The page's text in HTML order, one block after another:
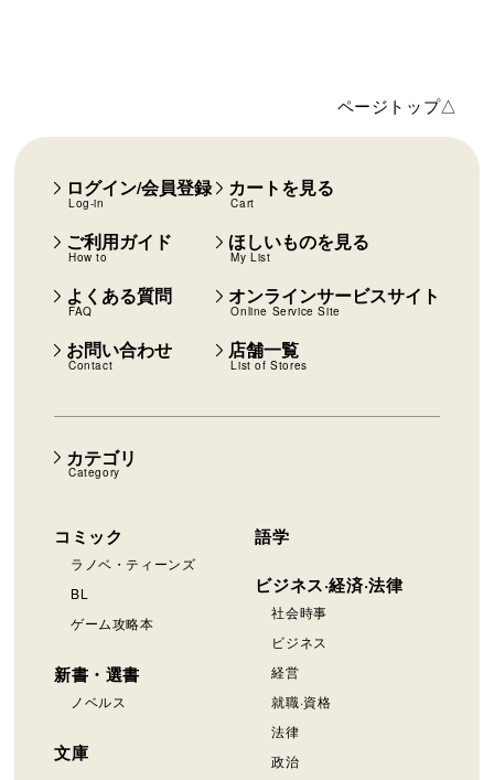
ページトップ△
カテゴリ
Category
コミック
ラノベ・ティーンズ
BL
ゲーム攻略本
新書・選書
ノベルス
文庫
語学
ビジネス·経済·法律
社会時事
ビジネス
経営
就職·資格
法律
政治
ログイン/会員登録
Log-in
カートを見る
Cart
ご利用ガイド
How to
ほしいものを見る
My List
よくある質問
FAQ
オンラインサービスサイト
Online Service Site
お問い合わせ
Contact
店舗一覧
List of Stores